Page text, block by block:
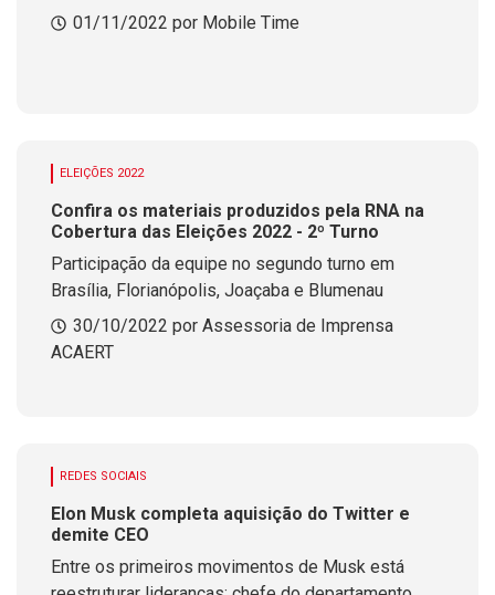
01/11/2022 por Mobile Time
ELEIÇÕES 2022
Confira os materiais produzidos pela RNA na
Cobertura das Eleições 2022 - 2º Turno
Participação da equipe no segundo turno em
Brasília, Florianópolis, Joaçaba e Blumenau
30/10/2022 por Assessoria de Imprensa
ACAERT
REDES SOCIAIS
Elon Musk completa aquisição do Twitter e
demite CEO
Entre os primeiros movimentos de Musk está